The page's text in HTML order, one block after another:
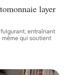
layer
entraînant
qui soutient